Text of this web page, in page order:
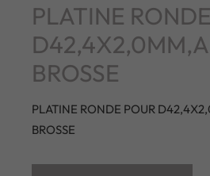
PLATINE
BROSSE
PLATINE RONDE POUR
BROSSE